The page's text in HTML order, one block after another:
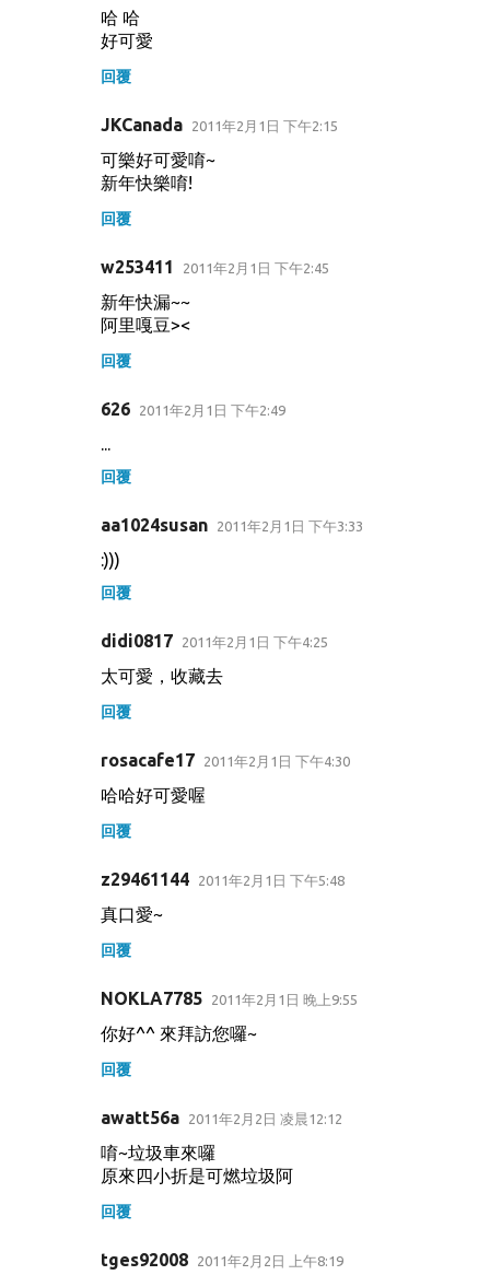
哈 哈
好可愛
回覆
JKCanada 2011年2月1日 下午2:15
可樂好可愛唷~
新年快樂唷!
回覆
w253411 2011年2月1日 下午2:45
新年快漏~~
阿里嘎豆><
回覆
626 2011年2月1日 下午2:49
回覆
aa1024susan 2011年2月1日 下午3:33
:)))
回覆
didi0817 2011年2月1日 下午4:25
太可愛，收藏去
回覆
rosacafe17 2011年2月1日 下午4:30
哈哈好可愛喔
回覆
z29461144 2011年2月1日 下午5:48
真口愛~
回覆
NOKLA7785 2011年2月1日 晚上9:55
你好^^ 來拜訪您囉~
回覆
awatt56a 2011年2月2日 凌晨12:12
唷~垃圾車來囉
原來四小折是可燃垃圾阿
回覆
tges92008 2011年2月2日 上午8:19